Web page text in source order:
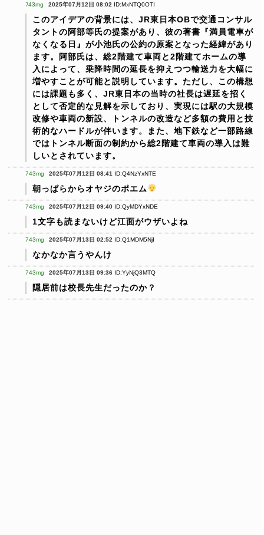
ﾌ43mg 2025年07月12日 08:02 ID:MxNTQ0OTI
このアイデアの背景には、JR東日本OBで交通コンサル
タントの阿部等氏の提案があり、彼の著書『満員電車が
なくなる日』が小池氏の公約の原案となった経緯があり
ます。阿部氏は、総2階建て車両と2階建てホームの導
入によって、乗降時間の延長を抑えつつ輸送力を大幅に
増やすことが可能と説明しています。ただし、この構想
には課題も多く、JR東日本の当時の社長は遅延を招く
として否定的な見解を示しており、実現には駅の大規模
改修や車両の新設、トンネルの改造など多額の費用と技
術的なハードルが伴います。また、地下鉄など一部路線
ではトンネル断面の制約から総2階建て車両の導入は難
しいとされています。
743mg 2025年07月12日 08:41 ID:Q4NzYxNTE
朝っぱらからオヤジのポエム
743mg 2025年07月12日 09:40 ID:QyMDYxNDE
1文字も読まないけど江面がウザいよね
743mg 2025年07月13日 02:52 ID:Q1MDM5NjI
なかなか言うやんけ
743mg 2025年07月13日 09:36 ID:YyNjQ3MTQ
隠居前は校長先生だったのか？